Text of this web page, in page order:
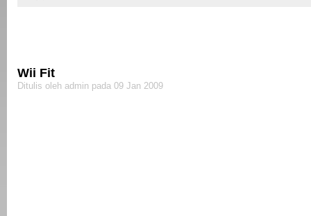
Wii Fit
Ditulis oleh admin pada 09 Jan 2009